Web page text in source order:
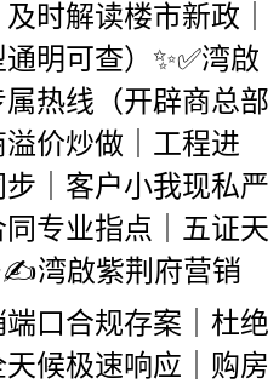
时解读楼市新政｜
明可查）✨✅湾啟
热线（开辟商总部
价炒做｜工程进
｜客户小我现私严
专业指点｜五证天
湾啟紫荆府营销
口合规存案｜杜绝
候极速响应｜购房